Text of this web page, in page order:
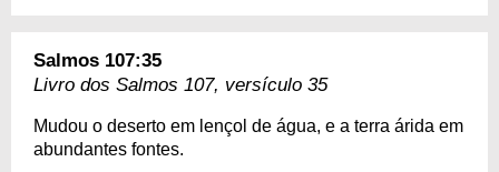
Salmos 107:35
Livro dos Salmos 107, versículo 35
Mudou o deserto em lençol de água, e a terra árida em
abundantes fontes.